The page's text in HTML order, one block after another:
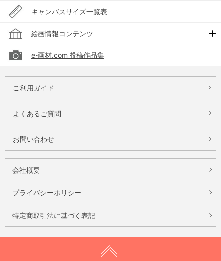
キャンバスサイズ一覧表
絵画情報コンテンツ
e-画材.com 投稿作品集
ご利用ガイド
よくあるご質問
お問い合わせ
会社概要
プライバシーポリシー
特定商取引法に基づく表記